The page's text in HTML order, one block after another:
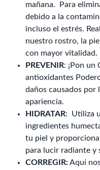
mañana. Para
debido a la
incluso el estrés.
nuestro rostro, la
con mayor vitalidad.
PREVENIR: ¡Pon un
antioxidantes
daños causados por
apariencia.
HIDRATAR: Utiliza
ingredientes
tu piel y
para lucir radiante y
CORREGIR:Aquí